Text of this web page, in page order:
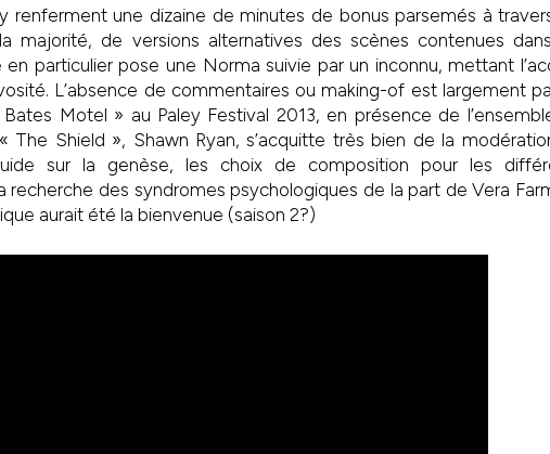
renferment une dizaine de minutes de bonus parsemés à
majorité, de versions alternatives des scènes contenues
particulier pose une Norma suivie par un inconnu, mettant
L’absence de commentaires ou making-of est largement
Bates Motel » au Paley Festival 2013, en présence de
The Shield », Shawn Ryan, s’acquitte très bien de la
sur la genèse, les choix de composition pour les
recherche des syndromes psychologiques de la part de Vera
aurait été la bienvenue (saison 2?)